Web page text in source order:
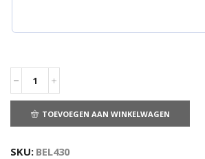
TOEVOEGEN AAN WINKELWAGEN
SKU: BEL430